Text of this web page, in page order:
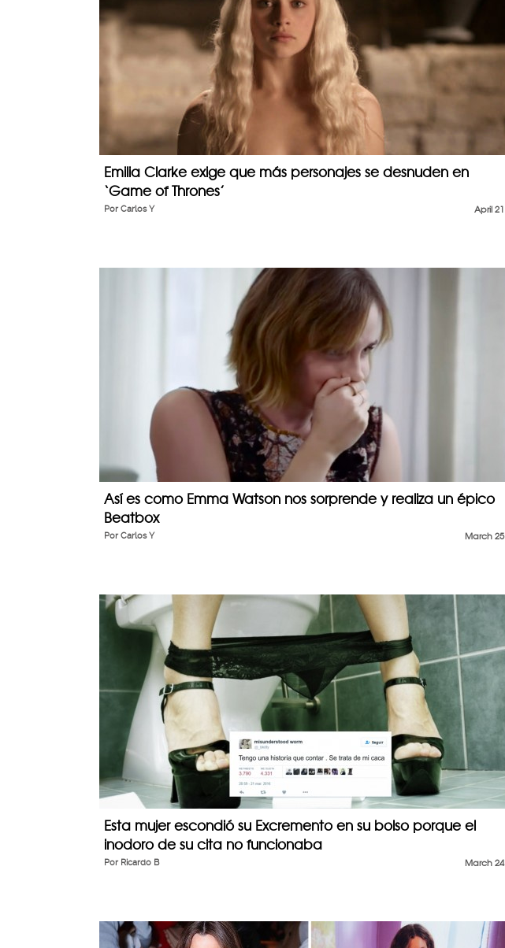
Emilia Clarke exige que más personajes se desnuden en
‘Game of Thrones’
April 21
Por Carlos Y
Así es como Emma Watson nos sorprende y realiza un épico
Beatbox
March 25
Por Carlos Y
Esta mujer escondió su Excremento en su bolso porque el
inodoro de su cita no funcionaba
March 24
Por Ricardo B